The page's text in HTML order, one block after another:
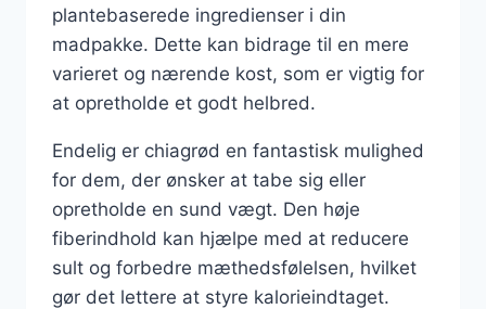
plantebaserede ingredienser i din
madpakke. Dette kan bidrage til en mere
varieret og nærende kost, som er vigtig for
at opretholde et godt helbred.
Endelig er chiagrød en fantastisk mulighed
for dem, der ønsker at tabe sig eller
opretholde en sund vægt. Den høje
fiberindhold kan hjælpe med at reducere
sult og forbedre mæthedsfølelsen, hvilket
gør det lettere at styre kalorieindtaget.